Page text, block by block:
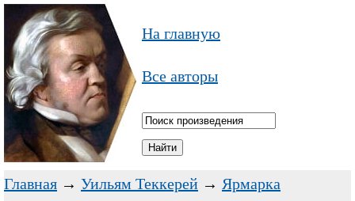
На главную
Все авторы
Главная → Уильям Теккерей → Ярмарка